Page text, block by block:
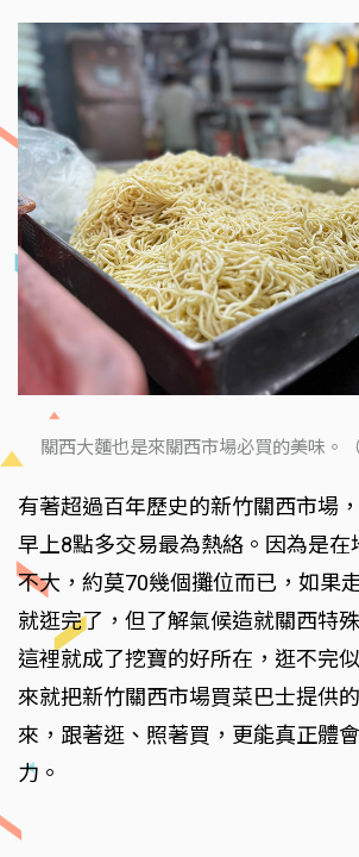
關西大麵也是來關西市場必買的美味。
有著超過百年歷史的新竹關西市場
早上8點多交易最為熱絡。因為是在
不大，約莫70幾個攤位而已，如果
就逛完了，但了解氣候造就關西特
這裡就成了挖寶的好所在，逛不完
來就把新竹關西市場買菜巴士提供
來，跟著逛、照著買，更能真正體
力。